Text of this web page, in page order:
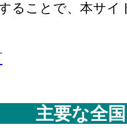
ることで、本サ
主要な全